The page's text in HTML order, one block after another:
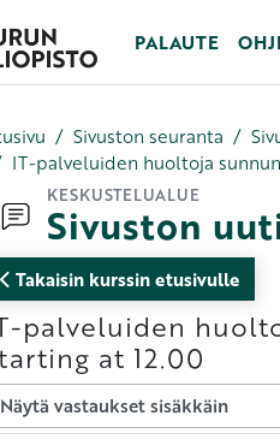
PALAUTE
Sivuston seuranta
IT-palveluiden huoltoja
KESKUSTELUALUE
Sivuston
Takaisin kurssin etusivulle
palveluiden
at 12.00
tila